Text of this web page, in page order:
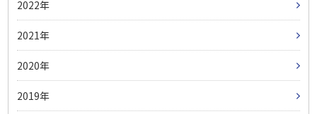
2022
2021
2020
2019